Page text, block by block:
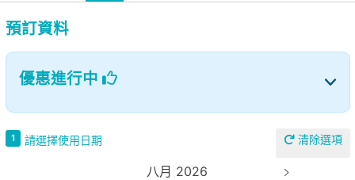
預訂資料
優惠進行中
1 請選擇使用日期 清除選項
八月 2026